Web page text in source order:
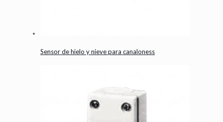
Sensor de hielo y nieve para canaloness